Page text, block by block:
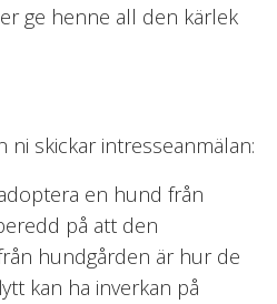
ge henne all den kärlek
ni skickar intresseanmälan:
en hund från
på att den
hundgården är hur de
kan ha inverkan på